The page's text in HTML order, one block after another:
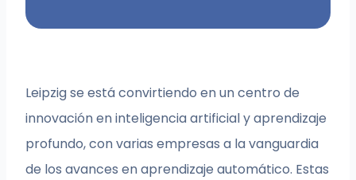
Leipzig se está convirtiendo en un centro de
innovación en inteligencia artificial y aprendizaje
profundo, con varias empresas a la vanguardia
de los avances en aprendizaje automático. Estas